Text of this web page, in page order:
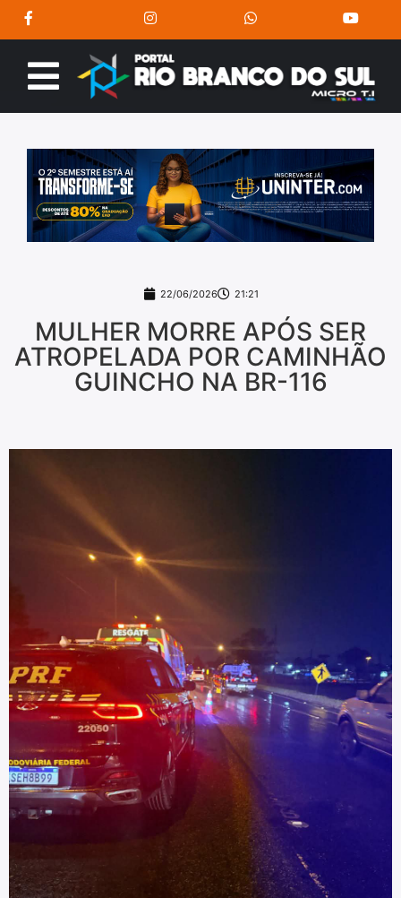
22/06/2026 21:21
MULHER MORRE APÓS SER
ATROPELADA POR CAMINHÃO
GUINCHO NA BR-116